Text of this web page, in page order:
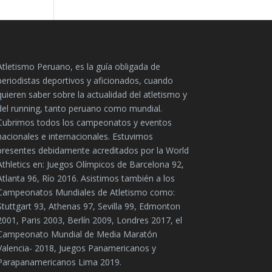
Peruano, es la guía obligada de
deportivos y aficionados, cuando
saber sobre la actualidad del atletismo y
running, tanto peruano como mundial.
todos los campeonatos y eventos
e internacionales. Estuvimos
debidamente acreditados por la World
en: Juegos Olímpicos de Barcelona 92,
96, Río 2016. Asistimos también a los
Mundiales de Atletismo como:
93, Athenas 97, Sevilla 99, Edmonton
Paris 2003, Berlín 2009, Londres 2017, el
Mundial de Media Maratón
2018, Juegos Panamericanos y
Lima 2019.